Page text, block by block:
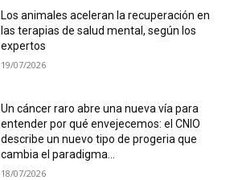
Los animales aceleran la recuperación en
las terapias de salud mental, según los
expertos
19/07/2026
Un cáncer raro abre una nueva vía para
entender por qué envejecemos: el CNIO
describe un nuevo tipo de progeria que
cambia el paradigma...
18/07/2026